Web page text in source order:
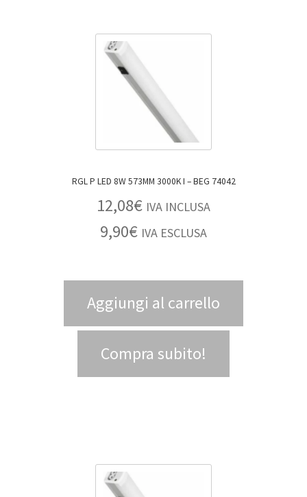
RGL P LED 8W 573MM 3000K I – BEG 74042
12,08€ IVA INCLUSA
9,90€ IVA ESCLUSA
Aggiungi al carrello
Compra subito!